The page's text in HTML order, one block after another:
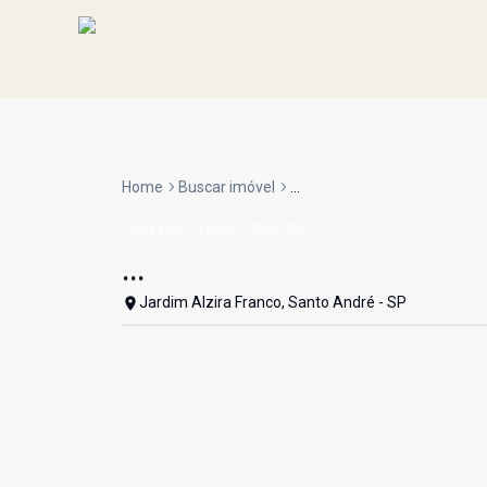
Home Buscar imóvel ...
...
Jardim Alzira Franco, Santo André - SP